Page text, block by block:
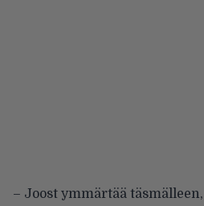
– Joost ymmärtää